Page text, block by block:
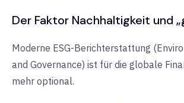
Der Faktor Nachhaltigkeit und
Moderne ESG-Berichterstattung
and Governance) ist für die globale
mehr optional.